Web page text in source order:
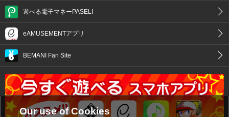
遊べる電子マネーPASELI
eAMUSEMENTアプリ
BEMANI Fan Site
Our use of Cookies